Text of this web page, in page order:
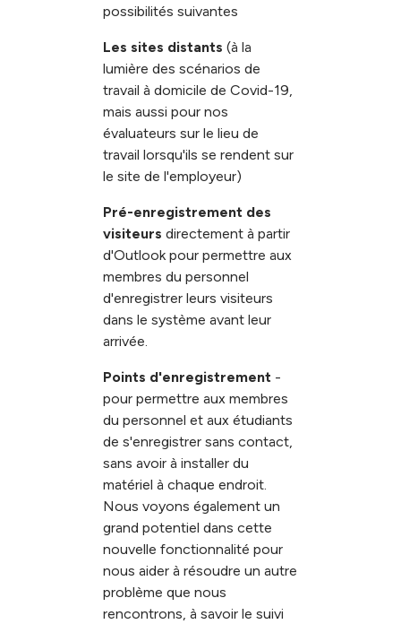
possibilités suivantes
Les sites distants (à la
lumière des scénarios de
travail à domicile de Covid-19,
mais aussi pour nos
évaluateurs sur le lieu de
travail lorsqu'ils se rendent sur
le site de l'employeur)
Pré-enregistrement des
visiteurs directement à partir
d'Outlook pour permettre aux
membres du personnel
d'enregistrer leurs visiteurs
dans le système avant leur
arrivée.
Points d'enregistrement -
pour permettre aux membres
du personnel et aux étudiants
de s'enregistrer sans contact,
sans avoir à installer du
matériel à chaque endroit.
Nous voyons également un
grand potentiel dans cette
nouvelle fonctionnalité pour
nous aider à résoudre un autre
problème que nous
rencontrons, à savoir le suivi